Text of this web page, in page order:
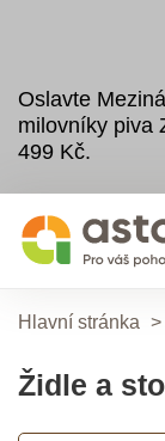
Oslavte
milovníky piva
499 Kč.
Hlavní stránka >
Židle a